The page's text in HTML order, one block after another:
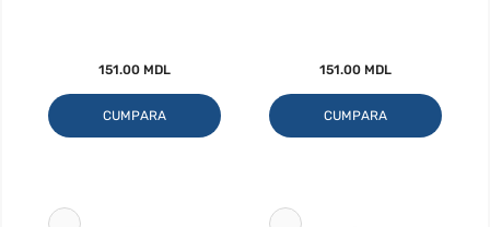
151.00 MDL
CUMPARA
151.00 MDL
CUMPARA